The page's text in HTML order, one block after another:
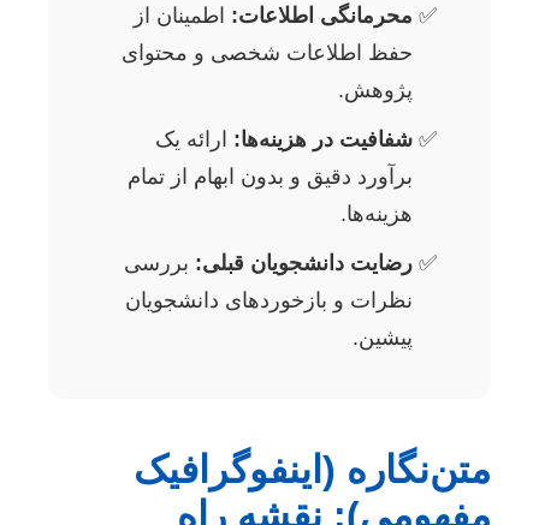
محرمانگی اطلاعات:اطمینان از
حفظ اطلاعات شخصی و محتوای
پژوهش.
شفافیت در هزینه‌ها:ارائه یک
برآورد دقیق و بدون ابهام از تمام
هزینه‌ها.
رضایت دانشجویان قبلی: بررسی
نظرات و بازخوردهای دانشجویان
پیشین.
متن‌نگاره (اینفوگرافیک
مفهومی): نقشه راه